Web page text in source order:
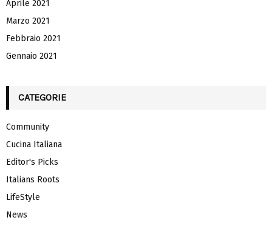
Aprile 2021
Marzo 2021
Febbraio 2021
Gennaio 2021
CATEGORIE
Community
Cucina Italiana
Editor's Picks
Italians Roots
LifeStyle
News